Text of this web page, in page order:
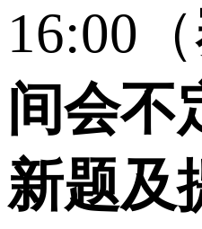
16:00（
间会不
新题及